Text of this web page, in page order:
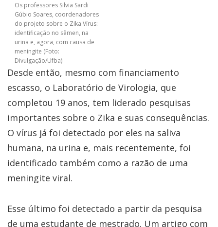
Os professores Silvia Sardi
Gúbio Soares, coordenadores
do projeto sobre o Zika Vírus:
identificação no sêmen, na
urina e, agora, com causa de
meningite (Foto:
Divulgação/Ufba)
Desde então, mesmo com financiamento
escasso, o Laboratório de Virologia, que
completou 19 anos, tem liderado pesquisas
importantes sobre o Zika e suas consequências.
O vírus já foi detectado por eles na saliva
humana, na urina e, mais recentemente, foi
identificado também como a razão de uma
meningite viral.
Esse último foi detectado a partir da pesquisa
de uma estudante de mestrado. Um artigo com